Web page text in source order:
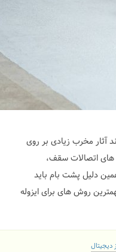
آثار مخرب زیادی بر روی
اتصالات سقف،
دلیل پشت بام باید
روش های برای ایزوله
دیجیتال